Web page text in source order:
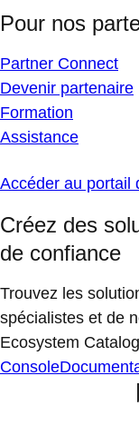
Pour nos
Partner Connect
Devenir partenaire
Formation
Assistance
Accéder au portail
Créez des
de confiance
Trouvez les
spécialistes et de
Ecosystem
Console